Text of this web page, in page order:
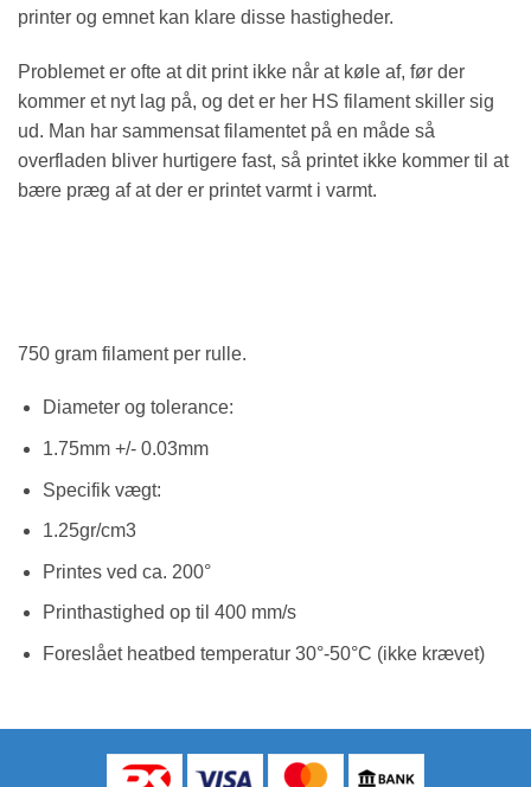
printer og emnet kan klare disse hastigheder.
Problemet er ofte at dit print ikke når at køle af, før der
kommer et nyt lag på, og det er her HS filament skiller sig
ud. Man har sammensat filamentet på en måde så
overfladen bliver hurtigere fast, så printet ikke kommer til at
bære præg af at der er printet varmt i varmt.
750 gram filament per rulle.
Diameter og tolerance:
1.75mm +/- 0.03mm
Specifik vægt:
1.25gr/cm3
Printes ved ca. 200°
Printhastighed op til 400 mm/s
Foreslået heatbed temperatur 30°-50°C (ikke krævet)